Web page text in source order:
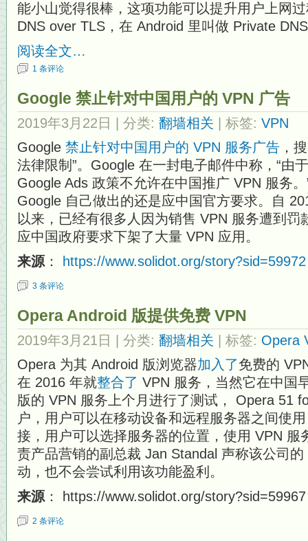
能小山觉得很棒，这项功能可以提升用户上网
DNS over TLS，在 Android 里叫做 Private
阅读全文…
1 条评论
Google 禁止针对中国用户的 VPN 广告
2019年3月22日 | 分类: 翻墙相关 | 标签: VPN
Google 禁止针对中国用户的 VPN 服务广告 ，
法律限制”。Google 在一封电子邮件中称，“由
Google Ads 政策不允许在中国推广 VPN 服务
Google 自己做出的还是应中国官方要求。自
以来，已经有很多人因为销售 VPN 服务遭到罚
应中国政府要求下架了大量 VPN 应用。
来源 ： https://www.solidot.org/story?sid=59972
3 条评论
Opera Android 版提供免费 VPN
2019年3月21日 | 分类: 翻墙相关 | 标签: Opera
Opera 为其 Android 版浏览器加入了免费的
在 2016 年就整合了 VPN 服务，当然它在中国
版的 VPN 服务上个月进行了测试， Opera 51
户，用户可以在移动设备和远程服务器之间使
接，用户可以选择服务器的位置，使用 VPN 服
责产品营销的副总裁 Jan Standal 声称该公司
动，也不会尝试利用该功能盈利。
来源 ： https://www.solidot.org/story?sid=59967
2 条评论